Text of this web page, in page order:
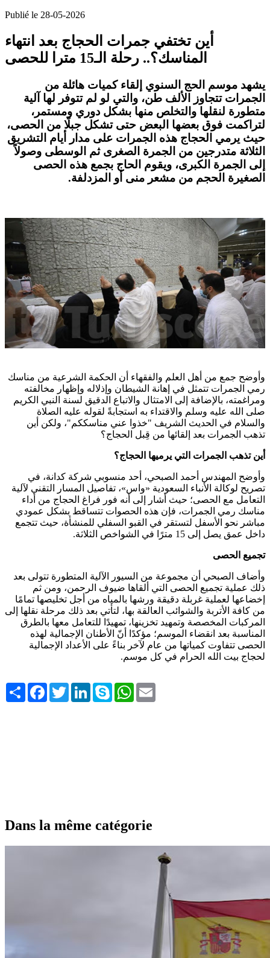
Publié le 28-05-2026
أين تختفي جمرات الحجاج بعد انتهاء
المناسك؟.. رحلة الـ15 مترا للحصى
يشهد موسم الحج السنوي إلقاء كميات هائلة من
الجمرات تتجاوز الألف طن، والتي لو لم تتوفر لها آلية
متطورة لنقلها والتخلص منها بشكل دوري ومستمر،
لتراكمت فوق بعضها البعض حتى تشكل جبلًا من الحصى،
حيث يرمي الحجاج هذه الجمرات على مدار أيام التشريق
الثلاثة متدرجين من الجمرة الصغرى ثم الوسطى وصولاً
إلى الجمرة الكبرى، ويقوم الحاج بجمع هذه الحصى
الصغيرة الحجم من مشعر منى أو المزدلفة.
وأوضح جمع من أهل العلم والفقهاء أن الحكمة الشرعية من مناسك
رمي الجمرات تتمثل في إهانة الشيطان وإذلاله وإظهار مخالفته
ومراغمته، بالإضافة إلى الامتثال والاتباع الدقيق لسنة النبي الكريم
صلى الله عليه وسلم والاقتداء به استجابةً لقوله عليه الصلاة
والسلام في الحديث الشريف "خذوا عني مناسككم"، ولكن أين
تذهب الجمرات بعد إلقائها من قِبل الحجاج؟
أين تذهب الجمرات التي يرميها الحجاج؟
وأوضح المهندس أحمد الصبحي، أحد منسوبي شركة كدانة، في
تصريح لوكالة الأنباء السعودية «واس»، تفاصيل المسار التقني لآلية
التعامل مع الحصى؛ حيث أشار إلى أنه فور فراغ الحجاج من أداء
مناسك رمي الجمرات، فإن هذه الحصوات تتساقط بشكل عمودي
مباشر نحو الأسفل لتستقر في القبو السفلي للمنشأة، حيث تتجمع
داخل عمق يصل إلى 15 مترًا في الشواخص الثلاثة
.
تجميع الحصى
وأضاف الصبحي أن مجموعة من السيور الآلية المتطورة تتولى بعد
ذلك عملية تجميع الحصى التي ألقاها ضيوف الرحمن، ومن ثم
إخضاعها لعملية غربلة دقيقة ورشها بالمياه من أجل تخليصها تمامًا
من كافة الأتربة والشوائب العالقة بها، لتأتي بعد ذلك مرحلة نقلها إلى
المركبات المخصصة وتمهيد تخزينها، تمهيدًا للتعامل معها بالطرق
المناسبة بعد انقضاء الموسم؛ مؤكدًا أنّ الأطنان الإجمالية لهذه
الحصى تتفاوت كمياتها من عام لآخر بناءً على الأعداد الإجمالية
لحجاج بيت الله الحرام في كل موسم.
Share FacebookTwitterLinkedInSkype WhatsApp
Dans la même catégorie